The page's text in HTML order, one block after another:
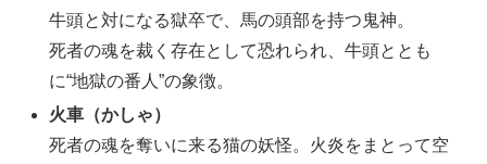
牛頭と対になる獄卒で、馬の頭部を持つ鬼神。
死者の魂を裁く存在として恐れられ、牛頭ととも
に“地獄の番人”の象徴。
火車（かしゃ）
死者の魂を奪いに来る猫の妖怪。火炎をまとって空